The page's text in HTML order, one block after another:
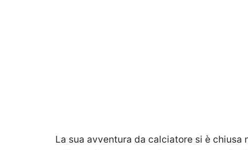
La sua avventura da calciatore si è chiusa